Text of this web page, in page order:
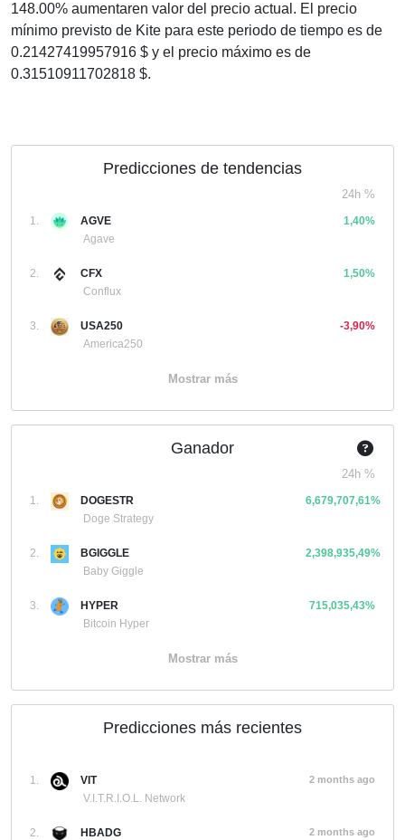
148.00% aumentaren valor del precio actual. El precio
mínimo previsto de Kite para este periodo de tiempo es de
0.21427419957916 $ y el precio máximo es de
0.31510911702818 $.
Predicciones de tendencias
24h %
1.
AGVE
Agave
1,40%
2.
CFX
Conflux
1,50%
3.
USA250
America250
-3,90%
Mostrar más
Ganador
24h %
1.
DOGESTR
Doge Strategy
6,679,707,61%
2.
BGIGGLE
Baby Giggle
2,398,935,49%
3.
HYPER
Bitcoin Hyper
715,035,43%
Mostrar más
Predicciones más recientes
1.
VIT
V.I.T.R.I.O.L. Network
2 months ago
2.
HBADG
2 months ago